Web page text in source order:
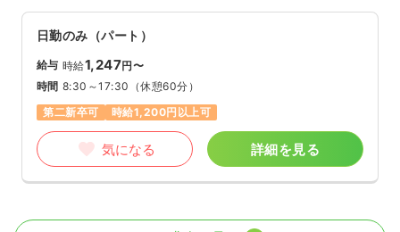
日勤のみ（パート）
給与 時給1,247円〜
時間 8:30～17:30 （休憩60分）
第二新卒可
時給1,200円以上可
気になる 詳細を見る